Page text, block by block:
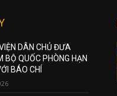
DÂN CHỦ ĐƯA
BỘ QUỐC PHÒNG HẠN
BÁO CHÍ